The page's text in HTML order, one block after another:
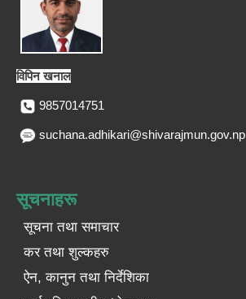
विपिन खनाल
9857014751
suchana.adhikari@shivarajmun.gov.np
सूचनाहरू
सूचना तथा समाचार
कर तथा शुल्कहरु
ऐन, कानुन तथा निर्देशिका